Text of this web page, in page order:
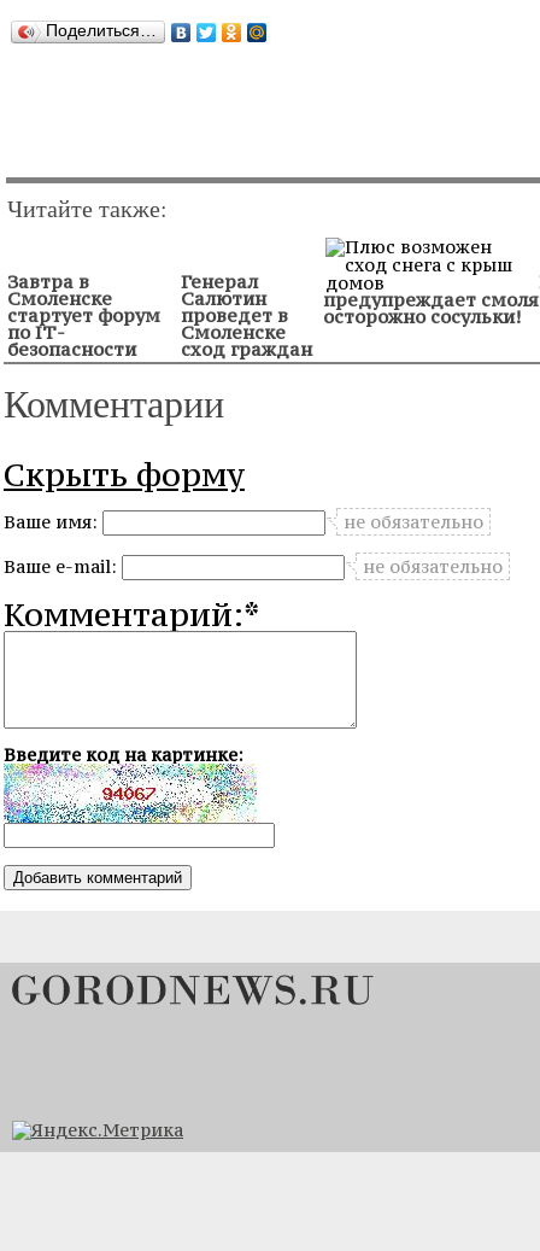
Поделиться…
Читайте также:
Завтра в
Смоленске
стартует форум
по IТ-
безопасности
Генерал
Салютин
проведет в
Смоленске
сход граждан
предупреждает
осторожно сосульки!
Комментарии
Скрыть форму
Ваше имя:
не обязательно
Ваше e-mail:
не обязательно
Комментарий:*
Введите код на картинке: